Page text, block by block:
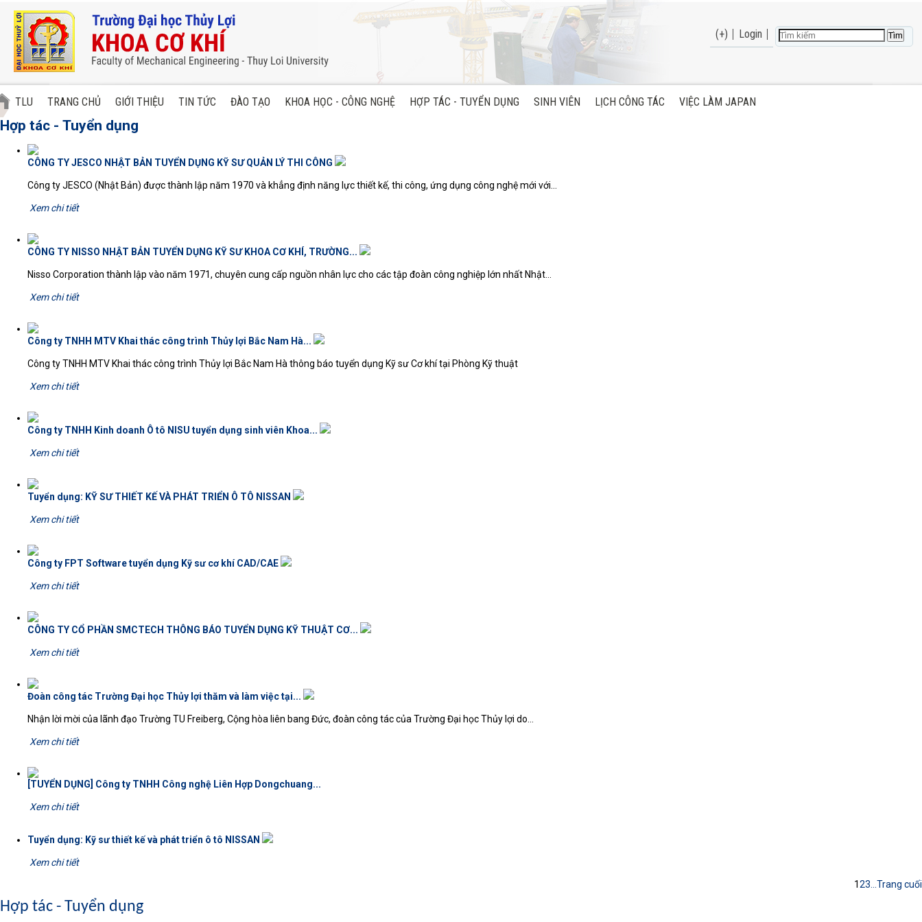
(+) Login
TLU TRANG CHỦ GIỚI THIỆU TIN TỨC ĐÀO TẠO KHOA HỌC - CÔNG NGHỆ HỢP TÁC - TUYỂN DỤNG SINH VIÊN LỊCH CÔNG TÁC VIỆC LÀM JAPAN
Hợp tác - Tuyển dụng
CÔNG TY JESCO NHẬT BẢN TUYỂN DỤNG KỸ SƯ QUẢN LÝ THI CÔNG
Công ty JESCO (Nhật Bản) được thành lập năm 1970 và khẳng định năng lực thiết kế, thi công, ứng dụng công nghệ mới với...
Xem chi tiết
CÔNG TY NISSO NHẬT BẢN TUYỂN DỤNG KỸ SƯ KHOA CƠ KHÍ, TRƯỜNG...
Nisso Corporation thành lập vào năm 1971, chuyên cung cấp nguồn nhân lực cho các tập đoàn công nghiệp lớn nhất Nhật...
Xem chi tiết
Công ty TNHH MTV Khai thác công trình Thủy lợi Bắc Nam Hà...
Công ty TNHH MTV Khai thác công trình Thủy lợi Bắc Nam Hà thông báo tuyển dụng Kỹ sư Cơ khí tại Phòng Kỹ thuật
Xem chi tiết
Công ty TNHH Kinh doanh Ô tô NISU tuyển dụng sinh viên Khoa...
Xem chi tiết
Tuyển dụng: KỸ SƯ THIẾT KẾ VÀ PHÁT TRIỂN Ô TÔ NISSAN
Xem chi tiết
Công ty FPT Software tuyển dụng Kỹ sư cơ khí CAD/CAE
Xem chi tiết
CÔNG TY CỔ PHẦN SMCTECH THÔNG BÁO TUYỂN DỤNG KỸ THUẬT CƠ...
Xem chi tiết
Đoàn công tác Trường Đại học Thủy lợi thăm và làm việc tại...
Nhận lời mời của lãnh đạo Trường TU Freiberg, Cộng hòa liên bang Đức, đoàn công tác của Trường Đại học Thủy lợi do...
Xem chi tiết
[TUYỂN DỤNG] Công ty TNHH Công nghệ Liên Hợp Dongchuang...
Xem chi tiết
Tuyển dụng: Kỹ sư thiết kế và phát triển ô tô NISSAN
Xem chi tiết
123 Trang cuối
Hợp tác - Tuyển dụng